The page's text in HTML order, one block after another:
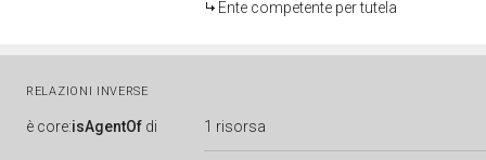
Ente competente per tutela
RELAZIONI INVERSE
è core:isAgentOf di 1 risorsa